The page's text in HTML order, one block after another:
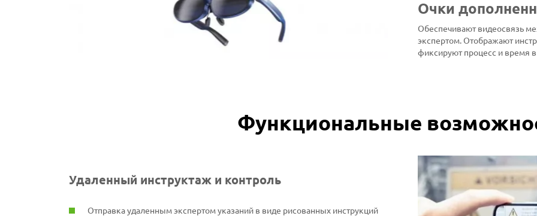
Очки
Обеспечивают видеосвязь
экспертом. Отображают
фиксируют процесс и время
Функциональные
Удаленный инструктаж и контроль
Отправка удаленным экспертом указаний в виде рисованных инструкций